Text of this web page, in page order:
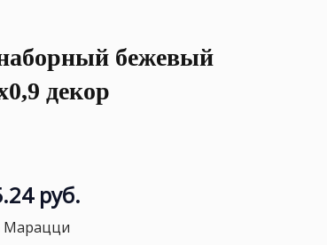
бежевый
декор
руб.
Марацци